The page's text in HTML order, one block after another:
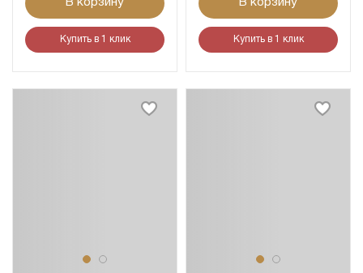
В корзину
Купить в 1 клик
В корзину
Купить в 1 клик